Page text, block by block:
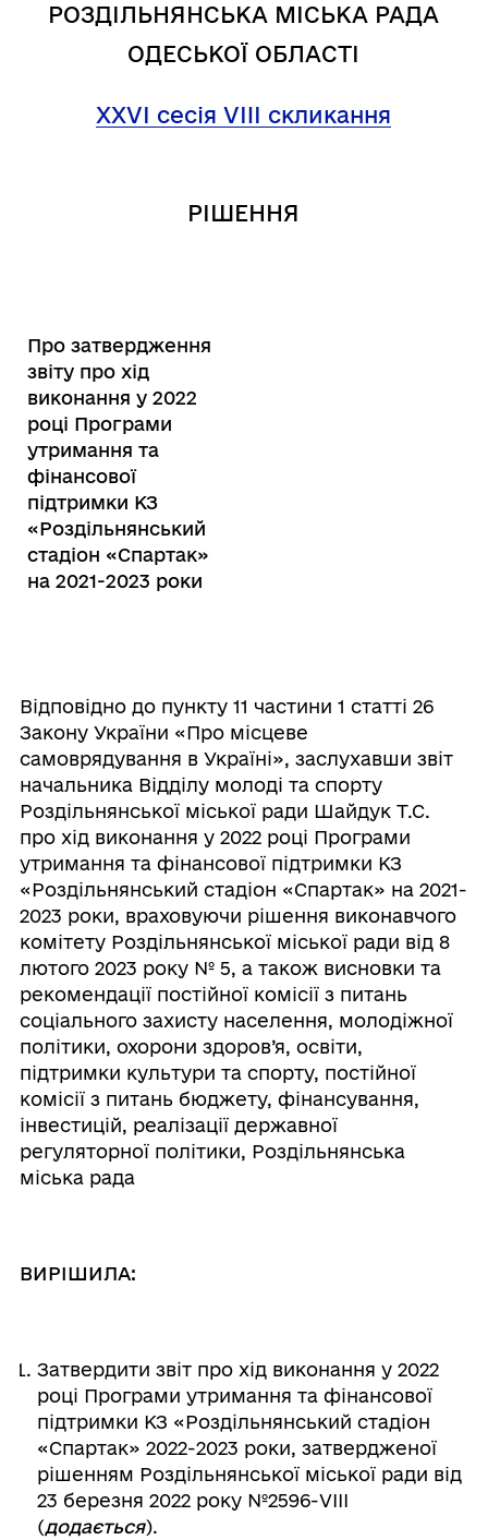
РОЗДІЛЬНЯНСЬКА МІСЬКА РАДА
ОДЕСЬКОЇ ОБЛАСТІ
XXVІ сесіяVIII скликання
РІШЕННЯ
Про затвердження
звіту про хід
виконання у 2022
році Програми
утримання та
фінансової
підтримки КЗ
«Роздільнянський
стадіон «Спартак»
на 2021-2023 роки
Відповідно до пункту 11 частини 1 статті 26
Закону України «Про місцеве
самоврядування в Україні», заслухавши звіт
начальника Відділу молоді та спорту
Роздільнянської міської ради Шайдук Т.С.
про хід виконання у 2022 році Програми
утримання та фінансової підтримки КЗ
«Роздільнянський стадіон «Спартак» на 2021-
2023 роки, враховуючи рішення виконавчого
комітету Роздільнянської міської ради від 8
лютого 2023 року № 5, а також висновки та
рекомендації постійної комісії з питань
соціального захисту населення, молодіжної
політики, охорони здоров’я, освіти,
підтримки культури та спорту, постійної
комісії з питань бюджету, фінансування,
інвестицій, реалізації державної
регуляторної політики, Роздільнянська
міська рада
ВИРІШИЛА:
Затвердити звіт про хід виконання у 2022
році Програми утримання та фінансової
підтримки КЗ «Роздільнянський стадіон
«Спартак» 2022-2023 роки, затвердженої
рішенням Роздільнянської міської ради від
23 березня 2022 року №2596-VІІІ
(додається).